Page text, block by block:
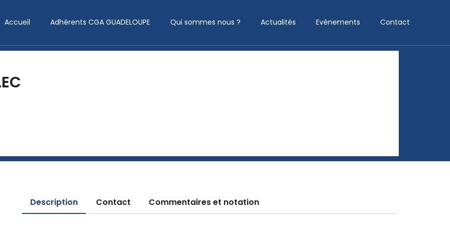
Accueil Adhérents CGA GUADELOUPE Qui sommes nous ? Actualités Evènements Contact
Description Contact Commentaires et notation